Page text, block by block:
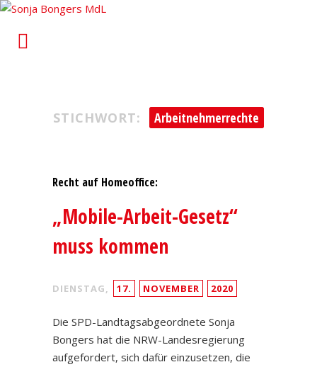
Sonja Bongers MdL
STICHWORT: Arbeitnehmerrechte
Recht auf Homeoffice:
„Mobile-Arbeit-Gesetz“
muss kommen
DIENSTAG, 17. NOVEMBER 2020
Die SPD-Landtagsabgeordnete Sonja
Bongers hat die NRW-Landesregierung
aufgefordert, sich dafür einzusetzen, die